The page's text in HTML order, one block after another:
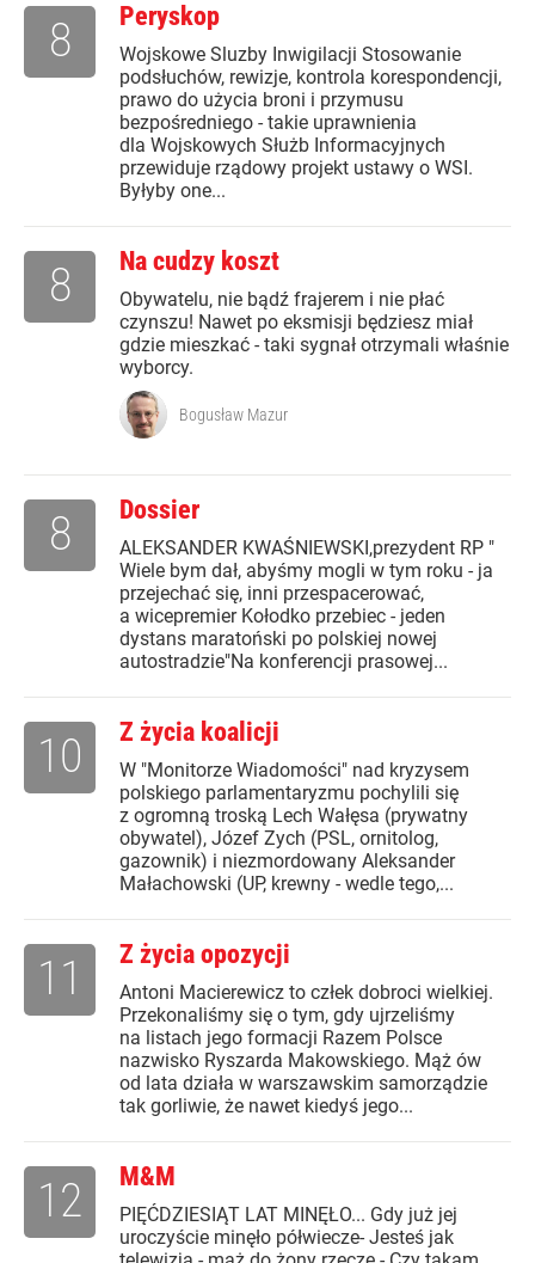
Peryskop
Wojskowe Sluzby Inwigilacji Stosowanie
podsłuchów, rewizje, kontrola korespondencji,
prawo do użycia broni i przymusu
bezpośredniego - takie uprawnienia
dla Wojskowych Służb Informacyjnych
przewiduje rządowy projekt ustawy o WSI.
Byłyby one...
8
Na cudzy koszt
Obywatelu, nie bądź frajerem i nie płać
czynszu! Nawet po eksmisji będziesz miał
gdzie mieszkać - taki sygnał otrzymali właśnie
wyborcy.
8
Bogusław Mazur
Dossier
ALEKSANDER KWAŚNIEWSKI,prezydent RP "
Wiele bym dał, abyśmy mogli w tym roku - ja
przejechać się, inni przespacerować,
a wicepremier Kołodko przebiec - jeden
dystans maratoński po polskiej nowej
autostradzie"Na konferencji prasowej...
8
Z życia koalicji
W "Monitorze Wiadomości" nad kryzysem
polskiego parlamentaryzmu pochylili się
z ogromną troską Lech Wałęsa (prywatny
obywatel), Józef Zych (PSL, ornitolog,
gazownik) i niezmordowany Aleksander
Małachowski (UP, krewny - wedle tego,...
10
Z życia opozycji
Antoni Macierewicz to człek dobroci wielkiej.
Przekonaliśmy się o tym, gdy ujrzeliśmy
na listach jego formacji Razem Polsce
nazwisko Ryszarda Makowskiego. Mąż ów
od lata działa w warszawskim samorządzie
tak gorliwie, że nawet kiedyś jego...
11
M&M
PIĘĆDZIESIĄT LAT MINĘŁO... Gdy już jej
uroczyście minęło półwiecze- Jesteś jak
12